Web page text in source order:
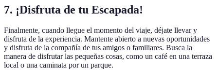
7. ¡Disfruta de tu Escapada!
Finalmente, cuando llegue el momento del viaje, déjate llevar y
disfruta de la experiencia. Mantente abierto a nuevas oportunidades
y disfruta de la compañía de tus amigos o familiares. Busca la
manera de disfrutar las pequeñas cosas, como un café en una terraza
local o una caminata por un parque.